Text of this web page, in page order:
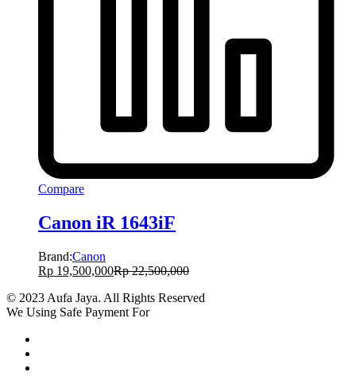
Compare
Canon iR 1643iF
Brand:Canon
Rp 19,500,000Rp22,500,000
© 2023 Aufa Jaya. All Rights Reserved
We Using Safe Payment For